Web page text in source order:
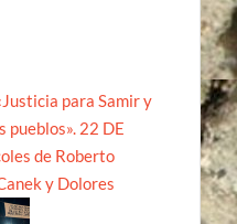
para Samir y
22 DE
de Roberto
y Dolores